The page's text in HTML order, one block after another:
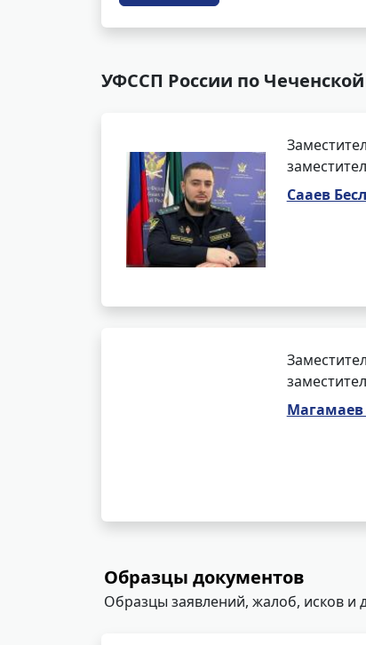
УФССП России по
Сааев
Образцы документов
Образцы заявлений, жалоб, исков и